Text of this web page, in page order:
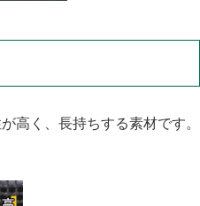
高く、長持ちする素材です。